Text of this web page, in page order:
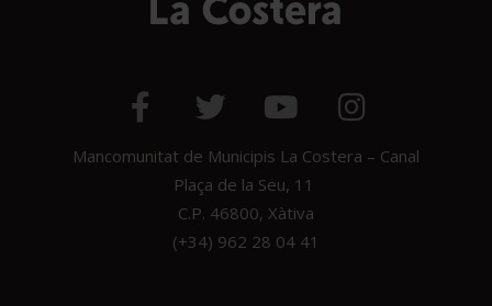
Mancomunitat de Municipis La Costera – Canal
Plaça de la Seu, 11
C.P. 46800, Xàtiva
(+34) 962 28 04 41